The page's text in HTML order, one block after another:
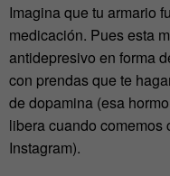
Imagina que tu armario
medicación. Pues esta
antidepresivo en forma
con prendas que te
de dopamina (esa
libera cuando comemos
Instagram).